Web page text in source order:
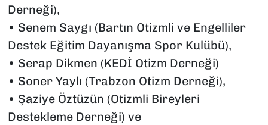
Derneği),
• Senem Saygı (Bartın Otizmli ve Engelliler
Destek Eğitim Dayanışma Spor Kulübü),
• Serap Dikmen (KEDİ Otizm Derneği)
• Soner Yaylı (Trabzon Otizm Derneği),
• Şaziye Öztüzün (Otizmli Bireyleri
Destekleme Derneği) ve